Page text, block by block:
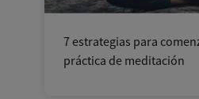
7 estrategias para
práctica de meditación